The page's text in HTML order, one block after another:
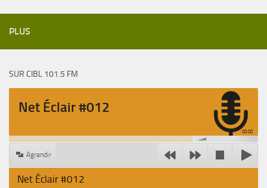
PLUS
SUR CIBL 101.5 FM
Net Éclair #012
00:00
Agrandir
Net Éclair #012